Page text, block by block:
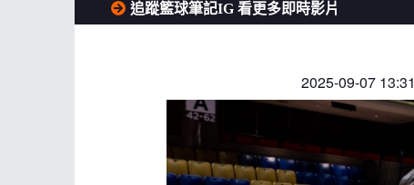
追蹤籃球筆記IG 看更多即時影片
2025-09-07 13:31